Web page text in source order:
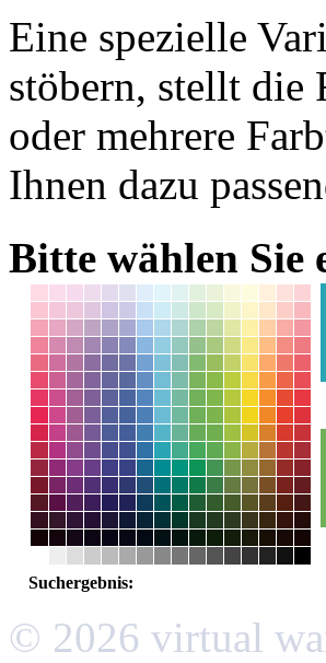
Eine spezielle
stöbern, stellt die
oder mehrere
Ihnen dazu
Bitte wählen Sie
Suchergebnis:
© 2026 virtual